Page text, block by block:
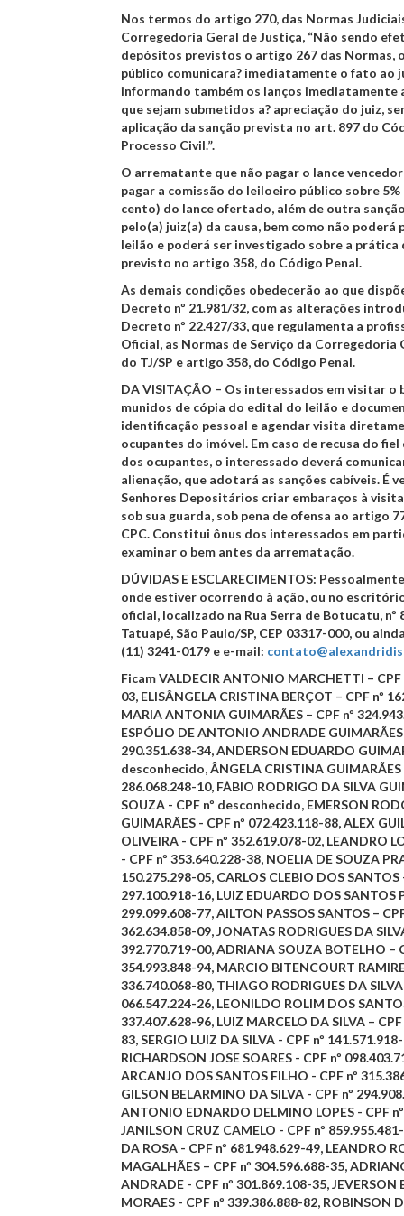
Nos termos do artigo 270, das Normas
Corregedoria Geral de Justiça, “Não sendo
depósitos previstos o artigo 267 das Normas,
público comunicara? imediatamente o fato ao
informando também os lanços imediatamente
que sejam submetidos a? apreciação do juiz,
aplicação da sanção prevista no art. 897 do
Processo Civil.”.
O arrematante que não pagar o lance
pagar a comissão do leiloeiro público sobre
cento) do lance ofertado, além de outra
pelo(a) juiz(a) da causa, bem como não poderá
leilão e poderá ser investigado sobre a prática
previsto no artigo 358, do Código Penal.
As demais condições obedecerão ao que
Decreto nº 21.981/32, com as alterações
Decreto nº 22.427/33, que regulamenta a
Oficial, as Normas de Serviço da Corregedoria
do TJ/SP e artigo 358, do Código Penal.
DA VISITAÇÃO – Os interessados em visitar o
munidos de cópia do edital do leilão e
identificação pessoal e agendar visita
ocupantes do imóvel. Em caso de recusa do
dos ocupantes, o interessado deverá
alienação, que adotará as sanções cabíveis. É
Senhores Depositários criar embaraços à
sob sua guarda, sob pena de ofensa ao artigo
CPC. Constitui ônus dos interessados em
examinar o bem antes da arrematação.
DÚVIDAS E ESCLARECIMENTOS:
onde estiver ocorrendo à ação, ou no
oficial, localizado na Rua Serra de Botucatu, nº
Tatuapé, São Paulo/SP, CEP 03317-000, ou
(11) 3241-0179 e e-mail:
FicamVALDECIR ANTONIO MARCHETTI –
03, ELISÂNGELA CRISTINA BERÇOT – CPF nº
MARIA ANTONIA GUIMARÃES – CPF nº
ESPÓLIO DE ANTONIO ANDRADE
290.351.638-34,ANDERSON EDUARDO
desconhecido,ÂNGELA CRISTINA
286.068.248-10, FÁBIO RODRIGO DA SILVA
SOUZA - CPF nº desconhecido, EMERSON
GUIMARÃES - CPF nº 072.423.118-88,ALEX
OLIVEIRA - CPF nº 352.619.078-02, LEANDRO
- CPF nº 353.640.228-38, NOELIA DE SOUZA
150.275.298-05, CARLOS CLEBIO DOS SANTOS
297.100.918-16, LUIZ EDUARDO DOS SANTOS
299.099.608-77,AILTON PASSOS SANTOS –
362.634.858-09,JONATAS RODRIGUES DA
392.770.719-00,ADRIANA SOUZA BOTELHO –
354.993.848-94, MARCIO BITENCOURT
336.740.068-80, THIAGO RODRIGUES DA SILVA
066.547.224-26, LEONILDO ROLIM DOS
337.407.628-96, LUIZ MARCELO DA SILVA –
83,SERGIO LUIZ DA SILVA - CPF nº
RICHARDSON JOSE SOARES - CPF nº
ARCANJO DOS SANTOS FILHO - CPF nº
GILSON BELARMINO DA SILVA - CPF nº
ANTONIO EDNARDO DELMINO LOPES - CPF
JANILSON CRUZ CAMELO - CPF nº
DA ROSA - CPF nº 681.948.629-49, LEANDRO
MAGALHÃES – CPF nº 304.596.688-35,
ANDRADE - CPF nº 301.869.108-35,JEVERSON
MORAES - CPF nº 339.386.888-82, ROBINSON